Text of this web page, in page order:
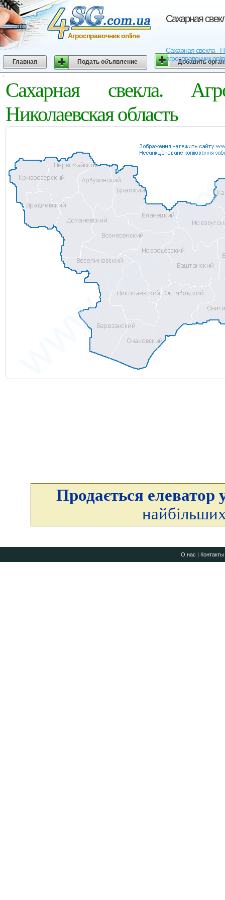
Сахарная
Сахарная свекла -
агросправочник
Агросправочник online
Главная Подать объявление Добавить
Сахарная свекла.
Николаевская область
Продається елеватор
О нас | Контакты